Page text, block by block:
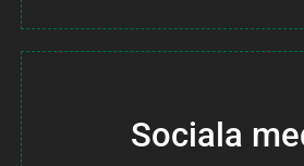
Sociala